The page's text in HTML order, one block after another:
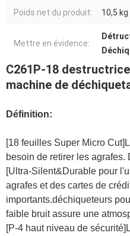
Poids net du produit: 10,5 kg
Mettre en évidence:
C261P-18
machine de
Définition:
[18 feuilles Super Micro
besoin de retirer les
[Ultra-Silent&Durable pour
agrafes et des cartes de
importants.déchiqueteurs
faible bruit assure une
[P-4 haut niveau de